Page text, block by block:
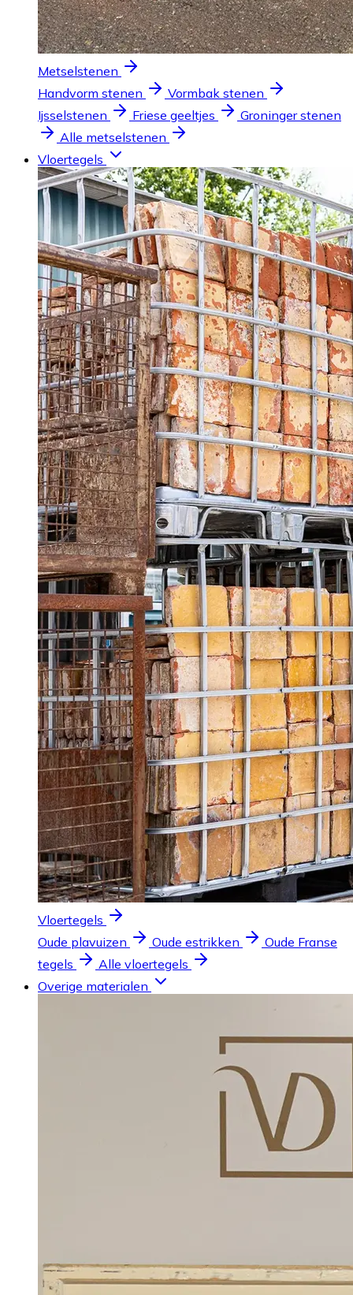
Metselstenen
Handvorm stenen
Vormbak stenen
Ijsselstenen
Friese geeltjes
Groninger stenen
Alle metselstenen
Vloertegels
Vloertegels
Oude plavuizen
Oude estrikken
Oude Franse
tegels
Alle vloertegels
Overige materialen